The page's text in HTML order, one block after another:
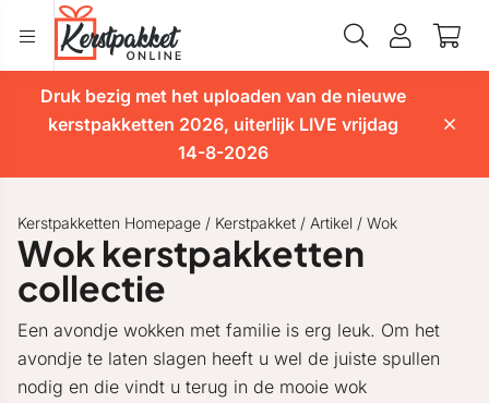
Druk bezig met het uploaden van de nieuwe
kerstpakketten 2026, uiterlijk LIVE vrijdag
14-8-2026
Kerstpakketten Homepage / Kerstpakket / Artikel / Wok
Wok kerstpakketten
collectie
Een avondje wokken met familie is erg leuk. Om het
avondje te laten slagen heeft u wel de juiste spullen
nodig en die vindt u terug in de mooie wok